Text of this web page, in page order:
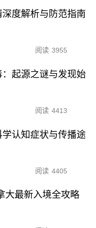
度解析与防范指南
阅读 3955
起源之谜与发现始
阅读 4413
认知症状与传播途
阅读 4405
大最新入境全攻略